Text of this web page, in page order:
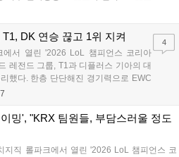
렸지만, 경기력이 제 궤도에 오른 T1은
DK 연승 끊고 1위 지켜
에서 열린 '2026 LoL 챔피언스 코리아
레전드 그룹, T1과 디플러스 기아의 대
했다. 한층 단단해진 경기력으로 EWC
의 연승을 이어가던 디플러스 기아를
...
4
밍', "KRX 팀원들, 부담스러울 정도
지직 롤파크에서 열린 '2026 LoL 챔피언스 코